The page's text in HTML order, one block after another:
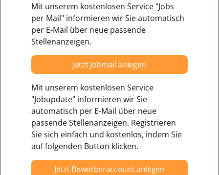
Mit unserem kostenlosen Service "Jobs
per Mail" informieren wir Sie automatisch
per E-Mail über neue passende
Stellenanzeigen.
Jetzt Jobmail anlegen
Mit unserem kostenlosen Service
"Jobupdate" informieren wir Sie
automatisch per E-Mail über neue
passende Stellenanzeigen. Registrieren
Sie sich einfach und kostenlos, indem Sie
auf folgenden Button klicken.
Jetzt Bewerberaccount anlegen